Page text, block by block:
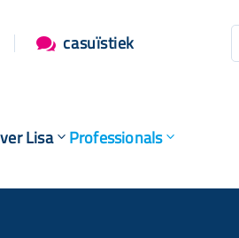
 casuïstiek
Lisa Professionals